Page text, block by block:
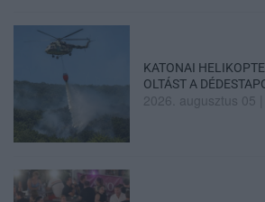
KATONAI
OLTÁST A
2026. augusztus 05